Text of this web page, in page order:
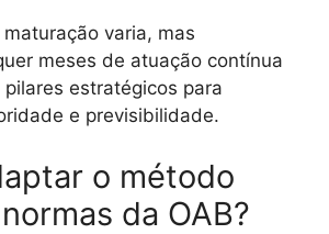
varia, mas
meses de atuação contínua
estratégicos para
e previsibilidade.
o método
da OAB?